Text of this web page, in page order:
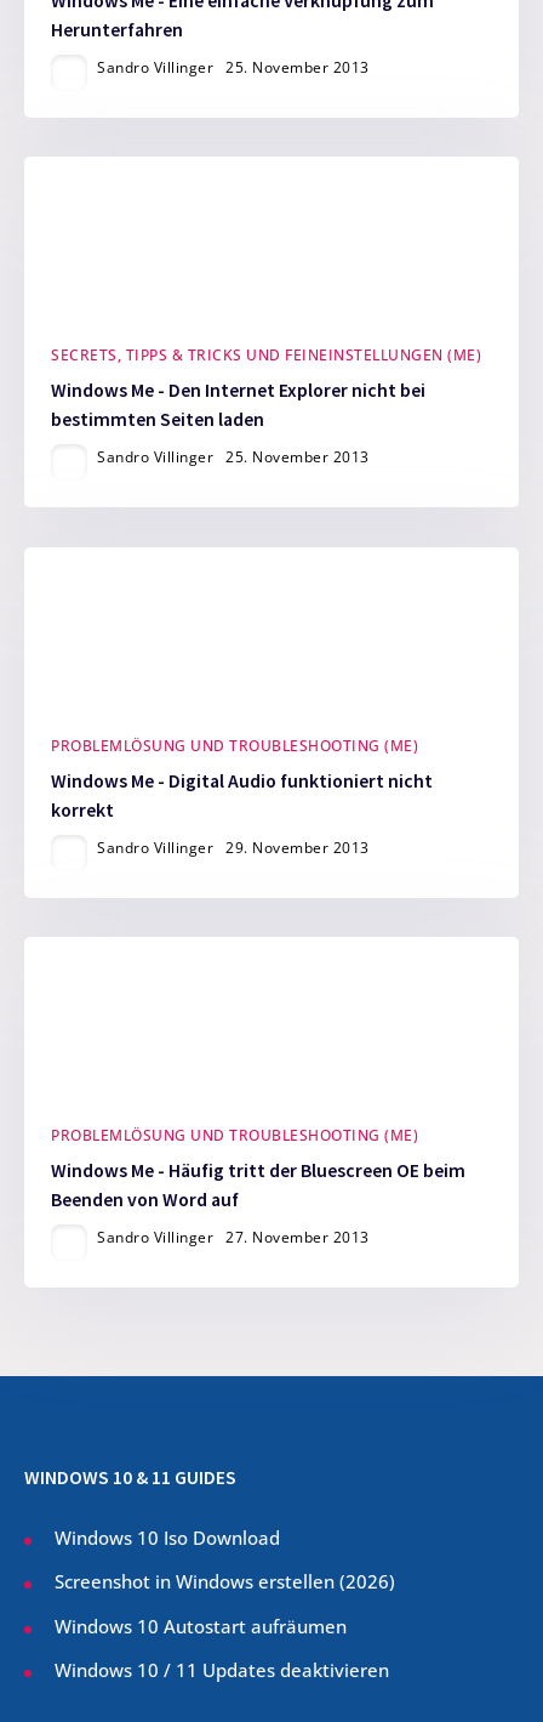
Herunterfahren
Sandro Villinger 25. November 2013
SECRETS, TIPPS & TRICKS UND FEINEINSTELLUNGEN (ME)
Windows Me - Den Internet Explorer nicht bei
bestimmten Seiten laden
Sandro Villinger 25. November 2013
PROBLEMLÖSUNG UND TROUBLESHOOTING (ME)
Windows Me - Digital Audio funktioniert nicht
korrekt
Sandro Villinger 29. November 2013
PROBLEMLÖSUNG UND TROUBLESHOOTING (ME)
Windows Me - Häufig tritt der Bluescreen OE beim
Beenden von Word auf
Sandro Villinger 27. November 2013
WINDOWS 10 & 11 GUIDES
Windows 10 Iso Download
Screenshot in Windows erstellen (2026)
Windows 10 Autostart aufräumen
Windows 10 / 11 Updates deaktivieren